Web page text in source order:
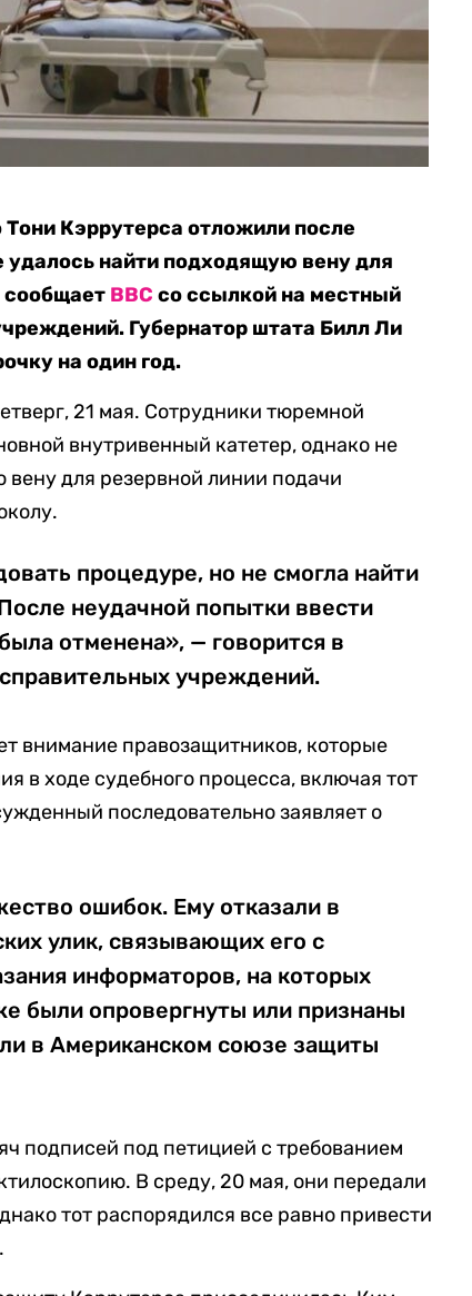
Кэррутерса отложили после
найти подходящую вену для
сообщает BBC со ссылкой на местный
Губернатор штата Билл Ли
на один год.
21 мая. Сотрудники тюремной
внутривенный катетер, однако не
для резервной линии подачи
процедуре, но не смогла найти
неудачной попытки ввести
отменена», — говорится в
учреждений.
внимание правозащитников, которые
в ходе судебного процесса, включая тот
последовательно заявляет о
ошибок. Ему отказали в
улик, связывающих его с
информаторов, на которых
были опровергнуты или признаны
в Американском союзе защиты
подписей под петицией с требованием
В среду, 20 мая, они передали
тот распорядился все равно привести